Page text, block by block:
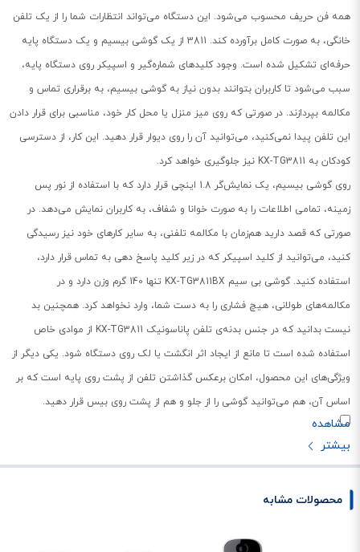
همه فن حریف محسوب می‌شود. این دستگاه می‌تواند انتظارات شما را از یک تلفن
خانگی، به صورت کامل برآورده کند. 3811 از یک گوشی بیسیم و یک دستگاه پایه
حرفه‌ای تشکیل شده است. وجود کلیدهای شماره‌گیر و اسپیکر روی دستگاه پایه،
سبب می‌شود تا کاربران بتوانند بدون نیاز به گوشی بیسیم، به برقراری تماس و
مکالمه بپردازند. در صورتی که روی میز منزل یا محل کار خود، مناسبی برای قرار دادن
این تلفن پیدا نمی‌کنید، می‌توانید آن را روی دیوار قرار دهید. این کار، از دسترسی
کودکان به KX-TG3811 نیز جلوگیری خواهد کرد.
روی گوشی بیسیم، یک نمایش‌گر 1.8 اینچی قرار دارد که با استفاده از نور پس
زمینه، تمامی اطلاعات را به صورت خوانا و شفاف، به کاربران نمایش می‌دهد. در
صورتی که قصد دارید هم‌زمان با مکالمه تلفنی، به سایر کارهای خود نیز رسیدگی
کنید، می‌توانید از کلید اسپیکر که در زیر کلید پاسخ دهی به تماس قرار دارد،
استفاده کنید. گوشی بی سیم KX-TG3811BX تنها 140 گرم وزن دارد و در
مکالمه‌های طولانی، هیچ فشاری را به دست شما، وارد نخواهد کرد. همچنین بد
نیست بدانید که در جنس بدنه‌ی تلفن پاناسونیک KX-TG3811 از موادی خاص
استفاده شده است تا مانع از ایجاد اثر انگشت یا لک روی دستگاه شود. یکی دیگر از
ویژگی‌های این محصول، امکان برعکس گذاشتن تلفن از پشت روی پایه است که بر
اساس آن، هم می‌توانید گوشی را از جلو و هم از پشت روی بیس قرار دهید.
آن با سایر دستگاه‌های وایرلس شود. از طرفی دیگر و بر اساس تجربه مشتریان،
مخاطبین اختصاصی، شماره گیری مجدد و ... از دیگر قابلیت‌های تلفن خوش‌ساخت
محصولات مشابه